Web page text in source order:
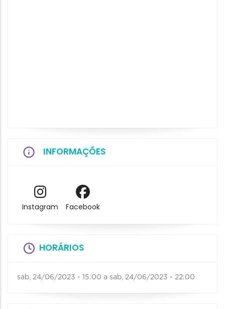
INFORMAÇÕES
Instagram Facebook
HORÁRIOS
sab, 24/06/2023 - 15:00 a sab, 24/06/2023 - 22:00